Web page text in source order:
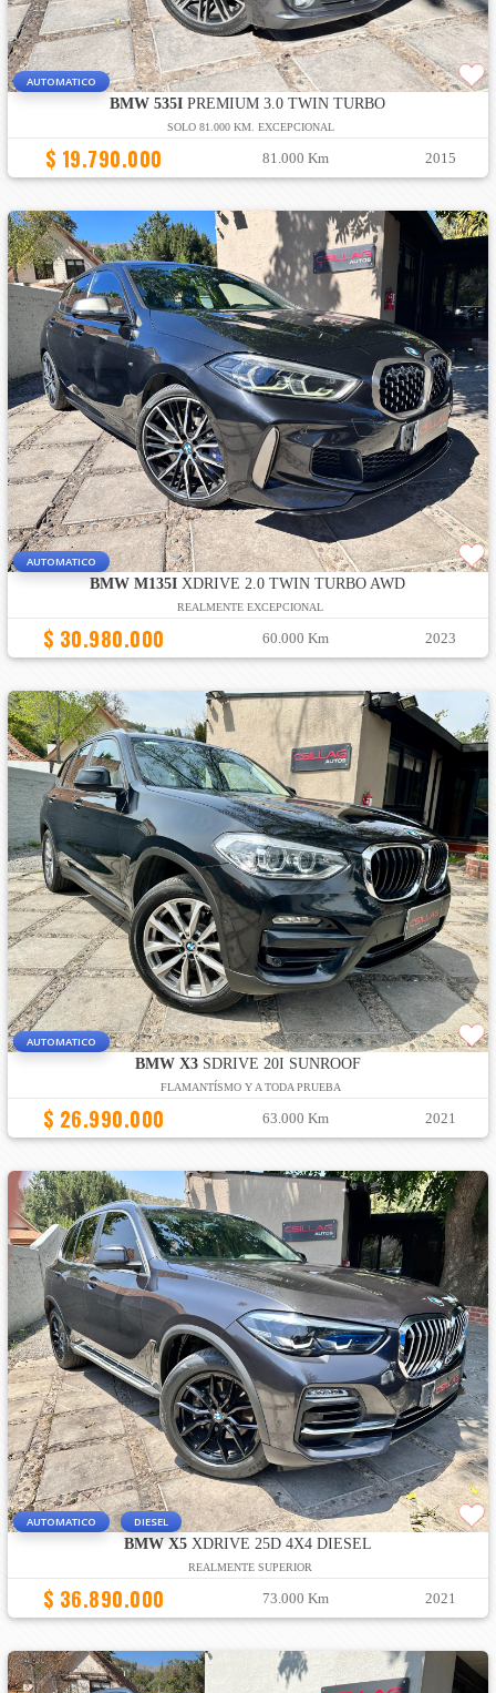
AUTOMATICO
BMW 535I PREMIUM 3.0 TWIN TURBO
SOLO 81.000 KM. EXCEPCIONAL
$ 19.790.000 81.000 Km 2015
AUTOMATICO
BMW M135I XDRIVE 2.0 TWIN TURBO AWD
REALMENTE EXCEPCIONAL
$ 30.980.000 60.000 Km 2023
AUTOMATICO
BMW X3SDRIVE 20I SUNROOF
FLAMANTÍSMO Y A TODA PRUEBA
$ 26.990.000 63.000 Km 2021
AUTOMATICO DIESEL
BMW X5XDRIVE 25D 4X4 DIESEL
REALMENTE SUPERIOR
$ 36.890.000 73.000 Km 2021